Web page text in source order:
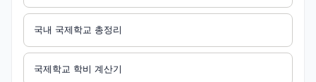
국내 국제학교 총정리
국제학교 학비 계산기